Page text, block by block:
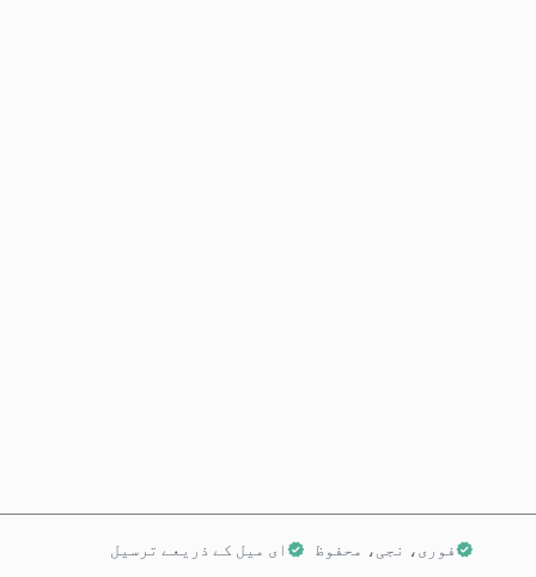
فوری، نجی، محفوظ ای میل کے ذریعے ترسیل